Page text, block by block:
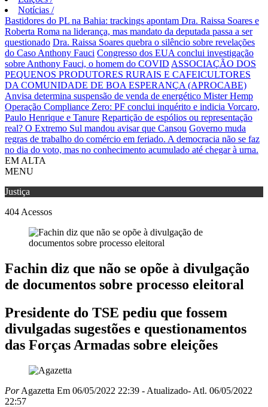
Notícias /
Bastidores do PL na Bahia: trackings apontam Dra. Raissa Soares e
Roberta Roma na liderança, mas mandato da deputada passa a ser
questionado Dra. Raissa Soares quebra o silêncio sobre revelações
do Caso Anthony Fauci Congresso dos EUA conclui investigação
sobre Anthony Fauci, o homem do COVID ASSOCIAÇÃO DOS
PEQUENOS PRODUTORES RURAIS E CAFEICULTORES
DA COMUNIDADE DE BOA ESPERANÇA (APROCABE)
Anvisa determina suspensão de venda de energético Mister Hemp
Operação Compliance Zero: PF conclui inquérito e indicia Vorcaro,
Paulo Henrique e Tanure Repartição de espólios ou representação
real? O Extremo Sul mandou avisar que Cansou Governo muda
regras de trabalho do comércio em feriado. A democracia não se faz
no dia do voto, mas no conhecimento acumulado até chegar à urna.
EM ALTA
MENU
Justiça
404 Acessos
Fachin diz que não se opõe à divulgação
de documentos sobre processo eleitoral
Presidente do TSE pediu que fossem
divulgadas sugestões e questionamentos
das Forças Armadas sobre eleições
PorAgazetta Em 06/05/2022 22:39 - Atualizado- Atl. 06/05/2022
22:57